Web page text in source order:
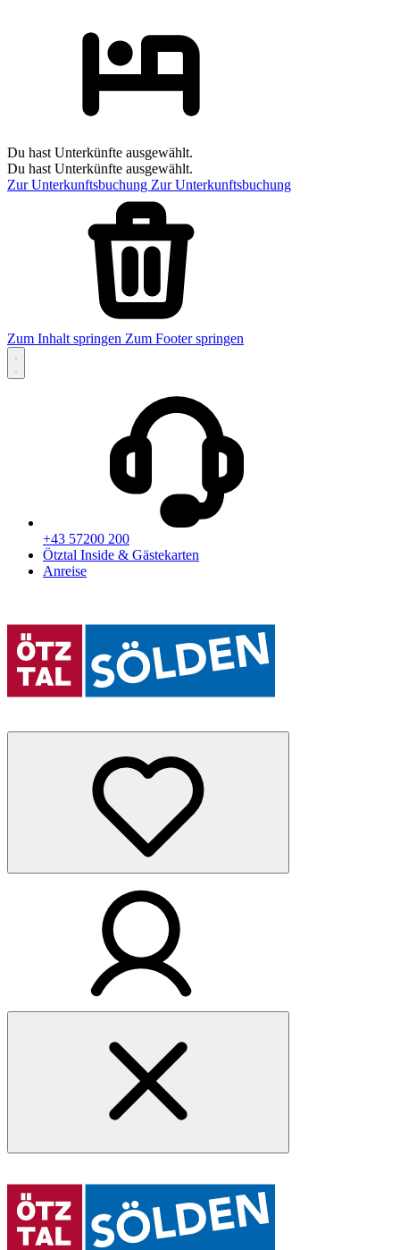
Du hast Unterkünfte ausgewählt.
Du hast Unterkünfte ausgewählt.
Zur Unterkunftsbuchung Zur Unterkunftsbuchung
Zum Inhalt springen Zum Footer springen
+43 57200 200
Ötztal Inside & Gästekarten
Anreise